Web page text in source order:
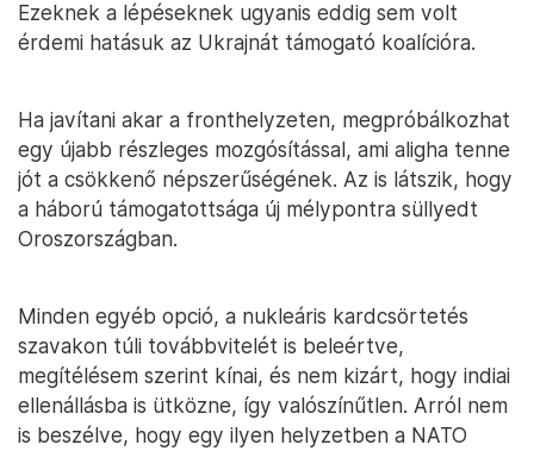
Ezeknek a lépéseknek ugyanis eddig sem volt
érdemi hatásuk az Ukrajnát támogató koalícióra.
Ha javítani akar a fronthelyzeten, megpróbálkozhat
egy újabb részleges mozgósítással, ami aligha tenne
jót a csökkenő népszerűségének. Az is látszik, hogy
a háború támogatottsága új mélypontra süllyedt
Oroszországban.
Minden egyéb opció, a nukleáris kardcsörtetés
szavakon túli továbbvitelét is beleértve,
megítélésem szerint kínai, és nem kizárt, hogy indiai
ellenállásba is ütközne, így valószínűtlen. Arról nem
is beszélve, hogy egy ilyen helyzetben a NATO